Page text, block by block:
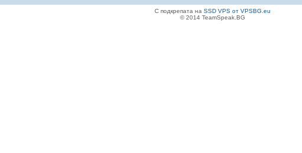
С подкрепата на SSD VPS от VPSBG.eu
© 2014 TeamSpeak.BG